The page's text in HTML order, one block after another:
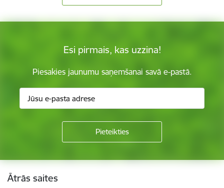
Esi pirmais, kas uzzina!
Piesakies jaunumu saņemšanai savā e-pastā.
Kājene
Ātrās saites